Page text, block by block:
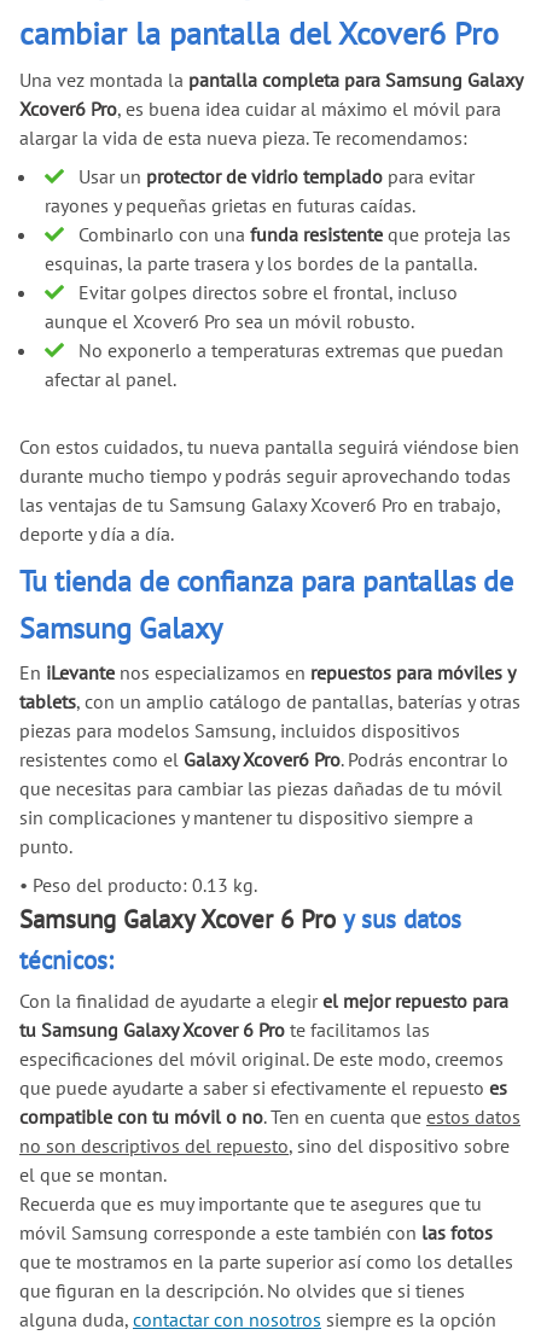
cambiar la pantalla del Xcover6 Pro
Una vez montada la pantalla completa para Samsung Galaxy
Xcover6 Pro, es buena idea cuidar al máximo el móvil para
alargar la vida de esta nueva pieza. Te recomendamos:
Usar un protector de vidrio templadopara evitar
rayones y pequeñas grietas en futuras caídas.
Combinarlo con una funda resistenteque proteja las
esquinas, la parte trasera y los bordes de la pantalla.
Evitar golpes directos sobre el frontal, incluso
aunque el Xcover6 Pro sea un móvil robusto.
No exponerlo a temperaturas extremas que puedan
afectar al panel.
Con estos cuidados, tu nueva pantalla seguirá viéndose bien
durante mucho tiempo y podrás seguir aprovechando todas
las ventajas de tu Samsung Galaxy Xcover6 Pro en trabajo,
deporte y día a día.
Tu tienda de confianza para pantallas de
Samsung Galaxy
En iLevante nos especializamos en repuestos para móviles y
tablets, con un amplio catálogo de pantallas, baterías y otras
piezas para modelos Samsung, incluidos dispositivos
resistentes como el Galaxy Xcover6 Pro. Podrás encontrar lo
que necesitas para cambiar las piezas dañadas de tu móvil
sin complicaciones y mantener tu dispositivo siempre a
punto.
• Peso del producto: 0.13 kg.
Samsung Galaxy Xcover 6 Pro y sus datos
técnicos:
Con la finalidad de ayudarte a elegirel mejor repuesto para
tu Samsung Galaxy Xcover 6 Pro te facilitamos las
especificaciones del móvil original. De este modo, creemos
que puede ayudarte a saber si efectivamente el repuesto es
compatible con tu móvil o no. Ten en cuenta que estos datos
no son descriptivos del repuesto, sino del dispositivo sobre
el que se montan.
Recuerda que es muy importante que te asegures que tu
móvil Samsung corresponde a este también con las fotos
que te mostramos en la parte superior así como los detalles
que figuran en la descripción. No olvides que si tienes
alguna duda, contactar con nosotros siempre es la opción